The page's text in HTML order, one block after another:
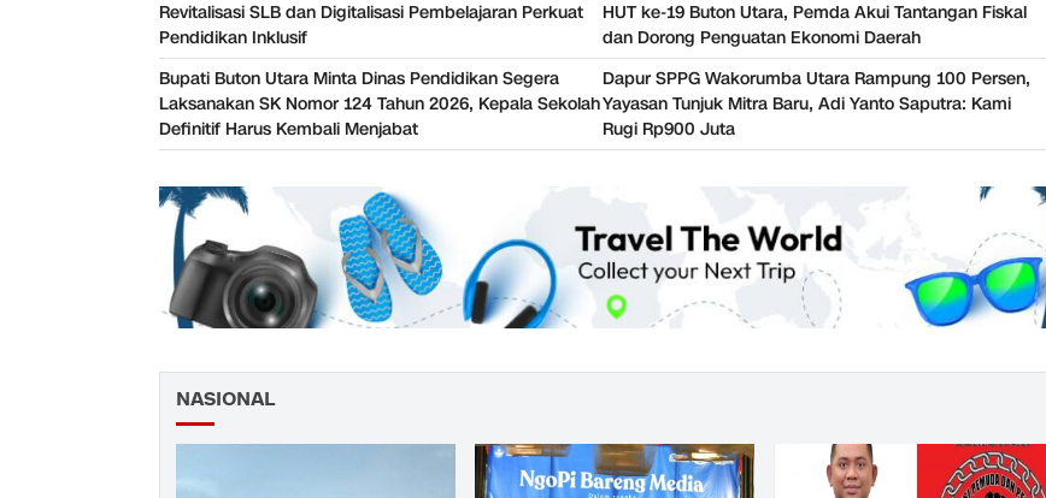
Revitalisasi SLB dan Digitalisasi Pembelajaran Perkuat
Pendidikan Inklusif
HUT ke-19 Buton Utara, Pemda Akui Tantangan Fiskal
dan Dorong Penguatan Ekonomi Daerah
Bupati Buton Utara Minta Dinas Pendidikan Segera
Laksanakan SK Nomor 124 Tahun 2026, Kepala Sekolah
Definitif Harus Kembali Menjabat
Dapur SPPG Wakorumba Utara Rampung 100 Persen,
Yayasan Tunjuk Mitra Baru, Adi Yanto Saputra: Kami
Rugi Rp900 Juta
NASIONAL